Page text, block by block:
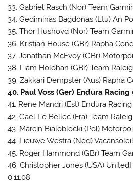
33. Gabriel Rasch (Nor) Team
34. Gediminas Bagdonas (Ltu) An
35. Thor Hushovd (Nor) Team
36. Kristian House (GBr) Rapha
37. Jonathan McEvoy (GBr)
38. Liam Holohan (GBr) Team
39. Zakkari Dempster (Aus) Rapha
40. Paul Voss (Ger) Endura Racing
41. Rene Mandri (Est) Endura Racing
42. Gaël Le Bellec (Fra) Team
43. Marcin Bialoblocki (Pol)
44. Lieuwe Westra (Ned)
45. Roger Hammond (GBr) Team
46. Christopher Jones (USA)
0:11:08